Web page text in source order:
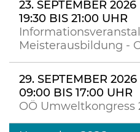
23. SEPTEMBER 2026
19:30 BIS 21:00 UHR
Meisterausbildung -
29. SEPTEMBER 2026
09:00 BIS 17:00 UHR
OÖ Umweltkongress